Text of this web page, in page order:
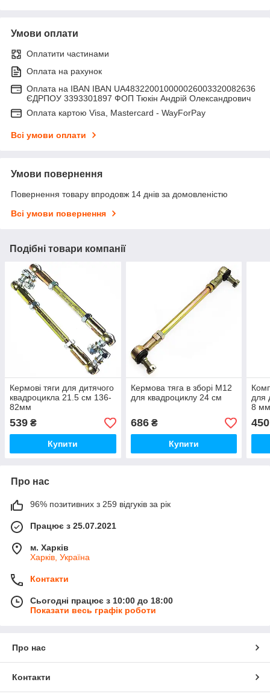
Умови оплати
Оплатити частинами
Оплата на рахунок
Оплата на IBAN IBAN UA483220010000026003320082636
ЄДРПОУ 3393301897 ФОП Тюкін Андрій Олександрович
Оплата картою Visa, Mastercard - WayForPay
Всі умови оплати
Умови повернення
Повернення товару впродовж 14 днів за домовленістю
Всі умови повернення
Подібні товари компанії
Кермові тяги для дитячого
квадроцикла 21.5 см 136-
82мм
539 ₴
Купити
Кермова тяга в зборі M12
для квадроциклу 24 см
686₴
Купити
для
8
Про нас
96% позитивних з 259 відгуків за рік
Працює з 25.07.2021
м. Харків
Харків, Україна
Контакти
Сьогодні працює з 10:00 до 18:00
Показати весь графік роботи
Про нас
Контакти